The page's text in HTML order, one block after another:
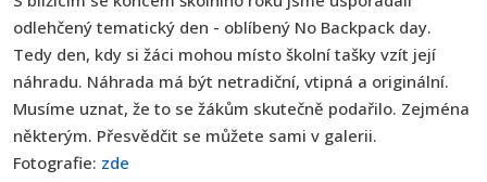
odlehčený tematický den - oblíbený No Backpack day.
Tedy den, kdy si žáci mohou místo školní tašky vzít její
náhradu. Náhrada má být netradiční, vtipná a originální.
Musíme uznat, že to se žákům skutečně podařilo. Zejména
některým. Přesvědčit se můžete sami v galerii.
Fotografie: zde